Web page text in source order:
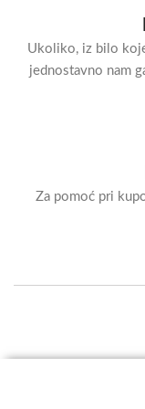
Ukoliko, iz bilo
jednostavno nam
Za pomoć pri